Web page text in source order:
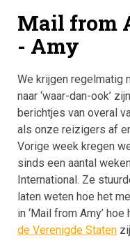
Mail from
- Amy
We krijgen regelmatig
naar ‘waar-dan-ook’
berichtjes van overal
als onze reizigers af
Vorige week kregen
sinds een aantal
International. Ze
laten weten hoe het
in ‘Mail from Amy’
de Verenigde Staten